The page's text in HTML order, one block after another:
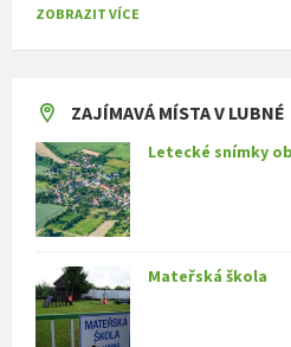
ZOBRAZIT VÍCE
ZAJÍMAVÁ MÍSTA V LUBNÉ
Letecké snímky
Mateřská škola